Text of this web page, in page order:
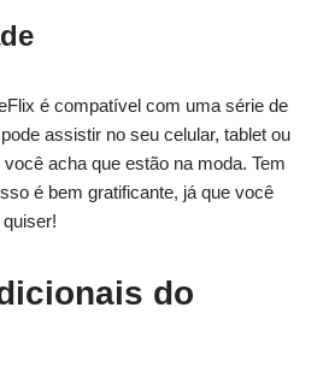
é compatível com uma série de
assistir no seu celular, tablet ou
acha que estão na moda. Tem
é bem gratificante, já que você
do